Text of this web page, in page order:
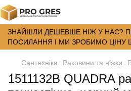
ЗНАЙШЛИ ДЕШЕВШЕ НІЖ У НАС?
ПОСИЛАННЯ І МИ ЗРОБИМО ЦІНУ
Сантехніка Раковини та ніжки
1511132B QUADRA